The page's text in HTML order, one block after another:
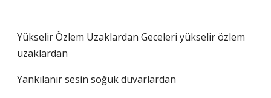
Yükselir Özlem Uzaklardan Geceleri yükselir özlem
uzaklardan
Yankılanır sesin soğuk duvarlardan